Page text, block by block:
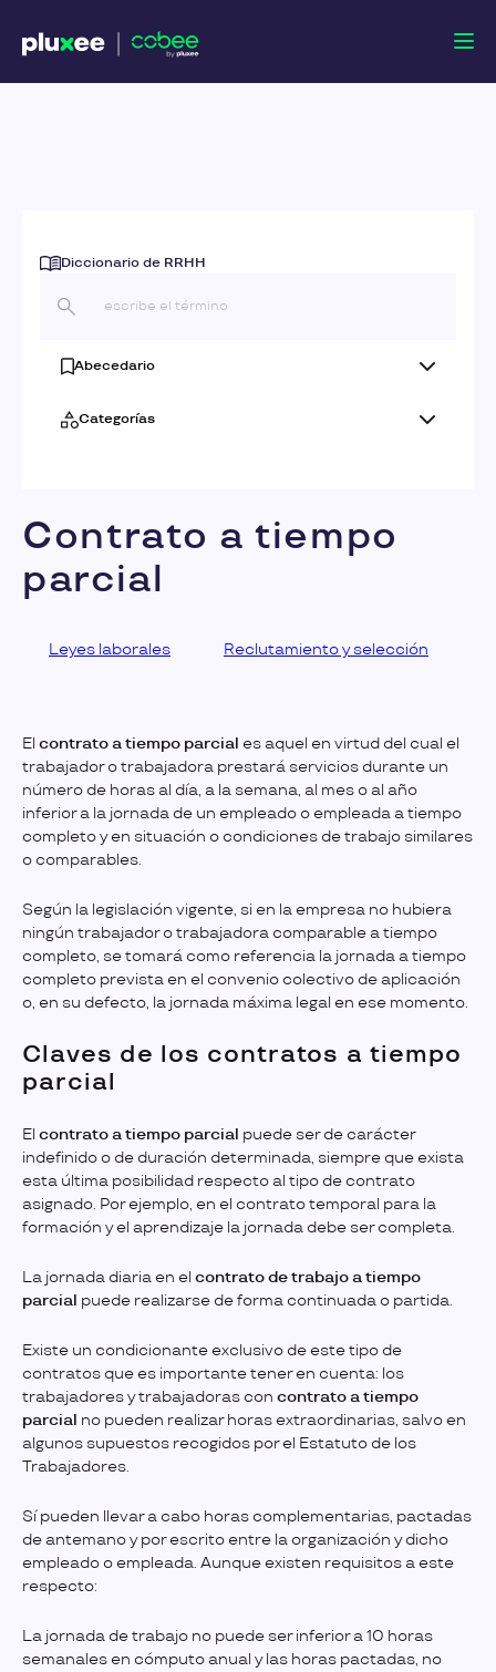
Diccionario de RRHH
Abecedario
Categorías
Contrato a tiempo
parcial
Leyes laborales Reclutamiento y selección
El contrato a tiempo parcial es aquel en virtud del cual el
trabajador o trabajadora prestará servicios durante un
número de horas al día, a la semana, al mes o al año
inferior a la jornada de un empleado o empleada a tiempo
completo y en situación o condiciones de trabajo similares
o comparables.
Según la legislación vigente, si en la empresa no hubiera
ningún trabajador o trabajadora comparable a tiempo
completo, se tomará como referencia la jornada a tiempo
completo prevista en el convenio colectivo de aplicación
o, en su defecto, la jornada máxima legal en ese momento.
Claves de los contratos a tiempo
parcial
El contrato a tiempo parcial puede ser de carácter
indefinido o de duración determinada, siempre que exista
esta última posibilidad respecto al tipo de contrato
asignado. Por ejemplo, en el contrato temporal para la
formación y el aprendizaje la jornada debe ser completa.
La jornada diaria en el contrato de trabajo a tiempo
parcial puede realizarse de forma continuada o partida.
Existe un condicionante exclusivo de este tipo de
contratos que es importante tener en cuenta: los
trabajadores y trabajadoras con contrato a tiempo
parcial no pueden realizar horas extraordinarias, salvo en
algunos supuestos recogidos por el Estatuto de los
Trabajadores.
Sí pueden llevar a cabo horas complementarias, pactadas
de antemano y por escrito entre la organización y dicho
empleado o empleada. Aunque existen requisitos a este
respecto:
La jornada de trabajo no puede ser inferior a 10 horas
semanales en cómputo anual y las horas pactadas, no